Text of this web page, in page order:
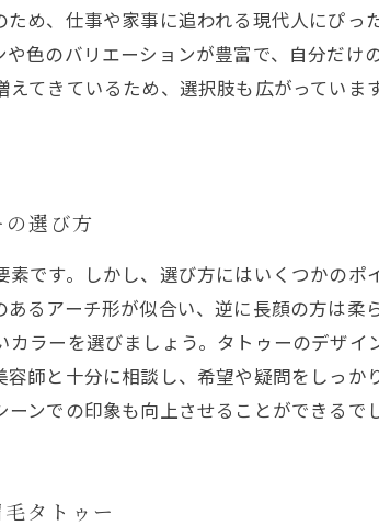
め、仕事や家事に追われる現代人にぴ
色のバリエーションが豊富で、自分だ
てきているため、選択肢も広がってい
選び方
です。しかし、選び方にはいくつかの
るアーチ形が似合い、逆に長顔の方は
ラーを選びましょう。タトゥーのデザ
師と十分に相談し、希望や疑問をしっ
ンでの印象も向上させることができるでし
タトゥー